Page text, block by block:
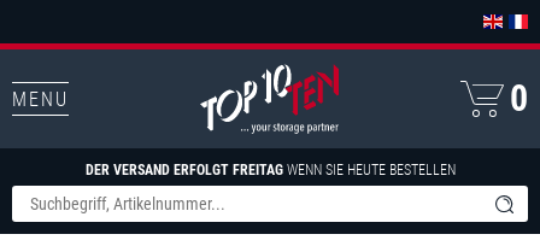
MENU
DER VERSAND ERFOLGT FREITAGWENN SIE HEUTE BESTELLEN
0